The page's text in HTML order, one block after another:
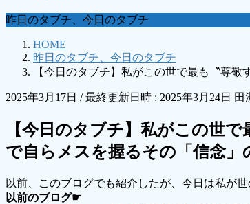
昨日のタブチ、今日のタブチ
HOME
昨日のタブチ、今日のタブチ
【今日のタブチ】私がこの世で最も〝尊
2025年3月17日 / 最終更新日時 : 2025年3月24日 田
【今日のタブチ】私がこの世
で自らメスを握るその「信念」
以前、このブログでも紹介したが、今日は私が
以前のブログ☛